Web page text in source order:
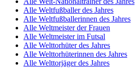
Alle Weltfußballer des Jahres
Alle Weltfußballerinnen des Jahres
Alle Weltmeister der Frauen
Alle Weltmeister im Futsal
Alle Welttorhüter des Jahres
Alle Welttorhüterinnen des Jahres
Alle Welttorjäger des Jahres